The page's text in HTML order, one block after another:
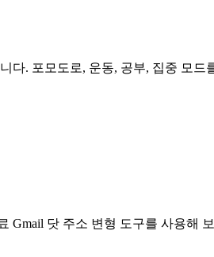
. 포모도로, 운동, 공부, 집중 모
Gmail 닷 주소 변형 도구를 사용해